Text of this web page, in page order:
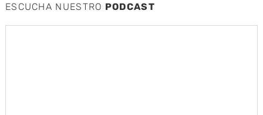
ESCUCHA NUESTRO PODCAST